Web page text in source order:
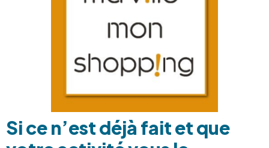
Si ce n’est déjà fait et que